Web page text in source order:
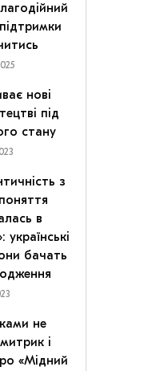
нові
під
стану
з
в
бачать
не
і
«Мідний